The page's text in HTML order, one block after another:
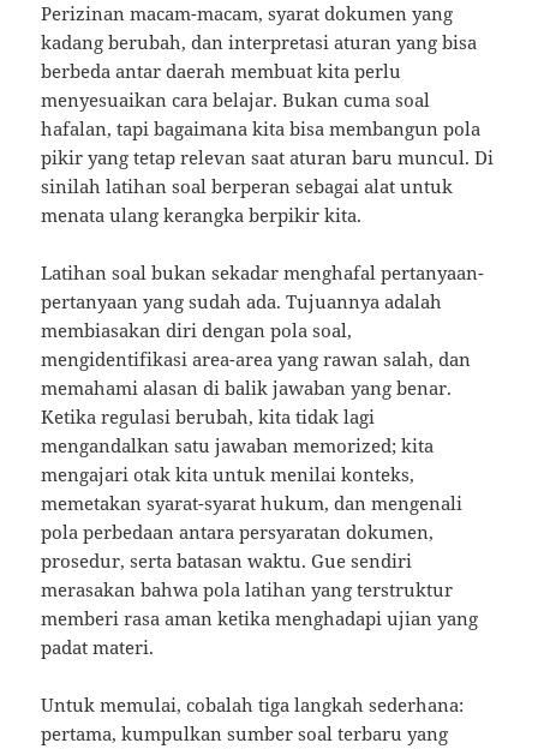
Perizinan macam-macam, syarat dokumen yang
kadang berubah, dan interpretasi aturan yang bisa
berbeda antar daerah membuat kita perlu
menyesuaikan cara belajar. Bukan cuma soal
hafalan, tapi bagaimana kita bisa membangun pola
pikir yang tetap relevan saat aturan baru muncul. Di
sinilah latihan soal berperan sebagai alat untuk
menata ulang kerangka berpikir kita.
Latihan soal bukan sekadar menghafal pertanyaan-
pertanyaan yang sudah ada. Tujuannya adalah
membiasakan diri dengan pola soal,
mengidentifikasi area-area yang rawan salah, dan
memahami alasan di balik jawaban yang benar.
Ketika regulasi berubah, kita tidak lagi
mengandalkan satu jawaban memorized; kita
mengajari otak kita untuk menilai konteks,
memetakan syarat-syarat hukum, dan mengenali
pola perbedaan antara persyaratan dokumen,
prosedur, serta batasan waktu. Gue sendiri
merasakan bahwa pola latihan yang terstruktur
memberi rasa aman ketika menghadapi ujian yang
padat materi.
Untuk memulai, cobalah tiga langkah sederhana:
pertama, kumpulkan sumber soal terbaru yang